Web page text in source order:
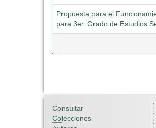
Propuesta para el
para 3er. Grado de Estudios
Consultar
Colecciones